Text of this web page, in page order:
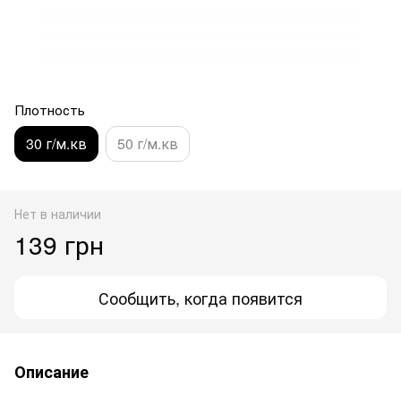
Плотность
30 г/м.кв 50 г/м.кв
Нет в наличии
139 грн
Сообщить, когда появится
Описание